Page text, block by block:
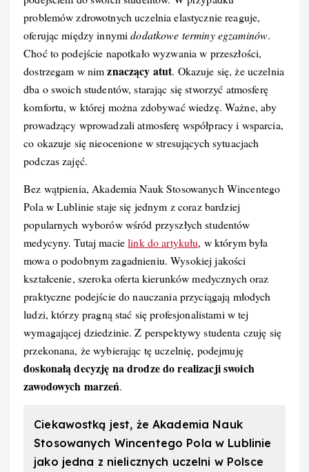
problemów zdrowotnych uczelnia elastycznie reaguje,
oferując między innymidodatkowe terminy egzaminów.
Choć to podejście napotkało wyzwania w przeszłości,
dostrzegam w nimznaczący atut. Okazuje się, że uczelnia
dba o swoich studentów, starając się stworzyć atmosferę
komfortu, w której można zdobywać wiedzę. Ważne, aby
prowadzący wprowadzali atmosferę współpracy i wsparcia,
co okazuje się nieocenione w stresujących sytuacjach
podczas zajęć.
Bez wątpienia, Akademia Nauk Stosowanych Wincentego
Pola w Lublinie staje się jednym z coraz bardziej
popularnych wyborów wśród przyszłych studentów
medycyny. Tutaj macielink do artykułu, w którym była
mowa o podobnym zagadnieniu. Wysokiej jakości
kształcenie, szeroka oferta kierunków medycznych oraz
praktyczne podejście do nauczania przyciągają młodych
ludzi, którzy pragną stać się profesjonalistami w tej
wymagającej dziedzinie. Z perspektywy studenta czuję się
przekonana, że wybierając tę uczelnię, podejmuję
doskonałą decyzję na drodze do realizacji swoich
zawodowych marzeń.
Ciekawostką jest, że Akademia Nauk
Stosowanych Wincentego Pola w Lublinie
jako jedna z nielicznych uczelni w Polsce